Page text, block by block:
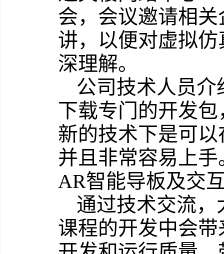
会，会议邀请相
讲，以便对虚拟
深理解。
公司技术人员
下载专门的开发
新的技术下是可
并且非常容易上
AR智能导板及交
通过技术交流
课程的开发中会